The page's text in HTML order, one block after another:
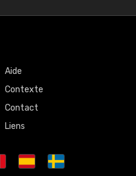
Aide
Contexte
Contact
Liens